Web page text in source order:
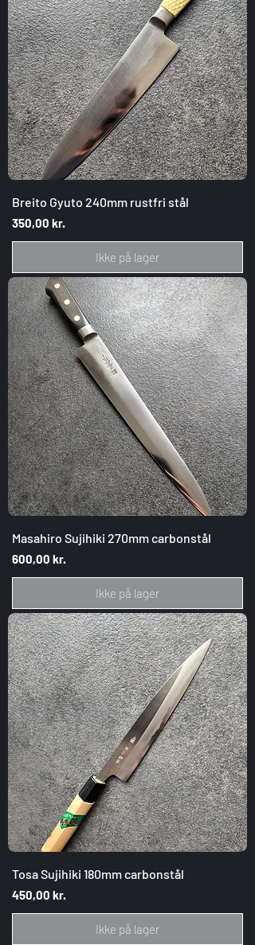
Breito Gyuto 240mm rustfri stål
Pris
350,00 kr.
Ikke på lager
Masahiro Sujihiki 270mm carbonstål
Pris
600,00 kr.
Ikke på lager
Tosa Sujihiki 180mm carbonstål
Pris
450,00 kr.
Ikke på lager